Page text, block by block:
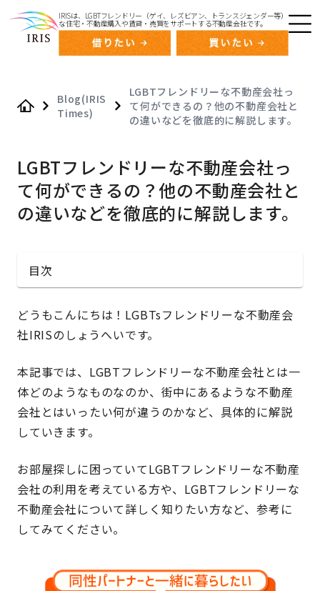
IRISは、LGBTフレンドリー（ゲイ、レズビアン、トランスジェンダー等）
な住宅・不動産購入や賃貸・売買をサポートする不動産会社です。
Blog(IRIS
Times)
LGBTフレンドリーな不動産会社っ
て何ができるの？他の不動産会社と
の違いなどを徹底的に解説します。
LGBTフレンドリーな不動産会社っ
て何ができるの？他の不動産会社と
の違いなどを徹底的に解説します。
どうもこんにちは！LGBTsフレンドリーな不動産会
社IRISのしょうへいです。
本記事では、LGBTフレンドリーな不動産会社とは一
体どのようなものなのか、街中にあるような不動産
会社とはいったい何が違うのかなど、具体的に解説
していきます。
お部屋探しに困っていてLGBTフレンドリーな不動産
会社の利用を考えている方や、LGBTフレンドリーな
不動産会社について詳しく知りたい方など、参考に
してみてください。
目次